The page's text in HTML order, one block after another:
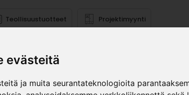
evästeitä
ja muita seurantateknologioita
Teollisuustuotteet Projektimyynti